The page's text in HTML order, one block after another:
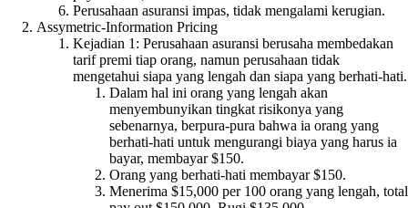
Perusahaan asuransi impas, tidak mengalami kerugian.
Assymetric-Information Pricing
Kejadian 1: Perusahaan asuransi berusaha membedakan
tarif premi tiap orang, namun perusahaan tidak
mengetahui siapa yang lengah dan siapa yang berhati-hati.
Dalam hal ini orang yang lengah akan
menyembunyikan tingkat risikonya yang
sebenarnya, berpura-pura bahwa ia orang yang
berhati-hati untuk mengurangi biaya yang harus ia
bayar, membayar $150.
Orang yang berhati-hati membayar $150.
Menerima $15,000 per 100 orang yang lengah, total